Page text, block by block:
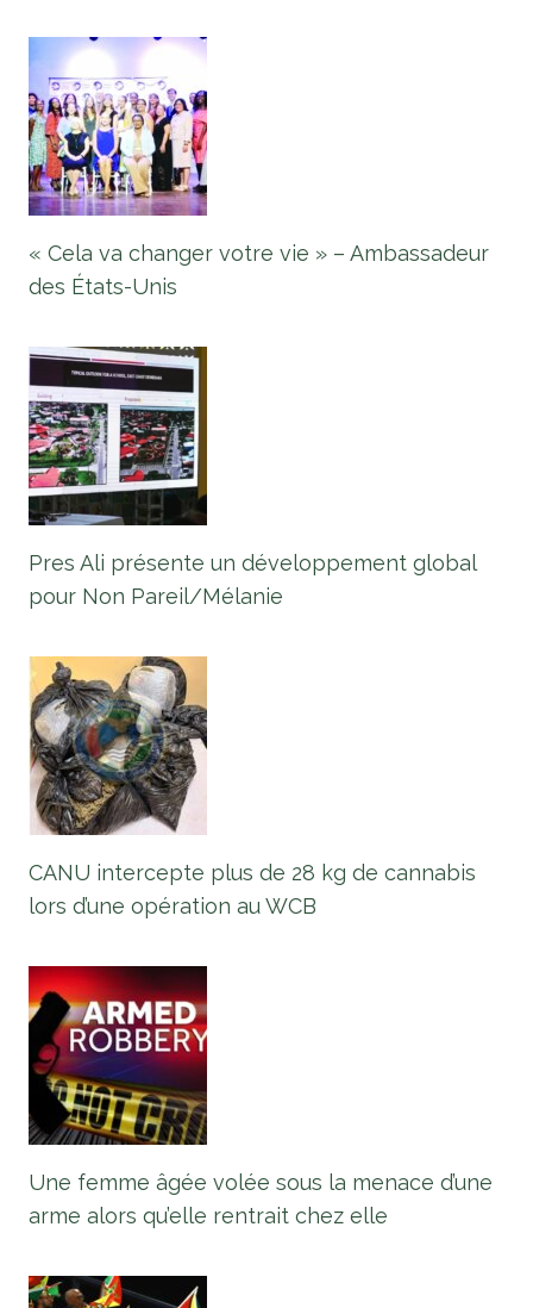
« Cela va changer votre vie » – Ambassadeur
des États-Unis
Pres Ali présente un développement global
pour Non Pareil/Mélanie
CANU intercepte plus de 28 kg de cannabis
lors d’une opération au WCB
Une femme âgée volée sous la menace d’une
arme alors qu’elle rentrait chez elle